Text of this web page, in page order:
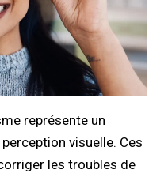
représente un
visuelle. Ces
les troubles de